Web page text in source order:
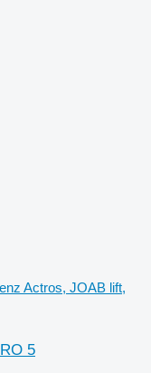
Actros, JOAB lift,
5